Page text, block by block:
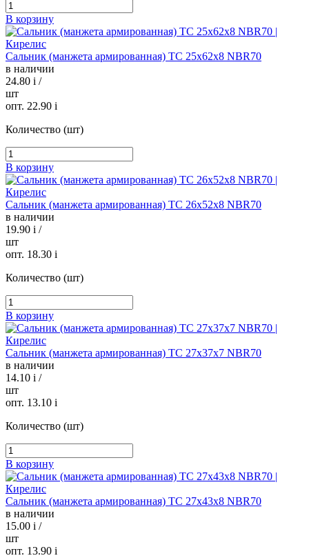
В корзину
Сальник (манжета армированная) TC 25х62х8 NBR70
в наличии
24.80 i /
шт
опт. 22.90 i
Количество (шт)
В корзину
Сальник (манжета армированная) TC 26х52х8 NBR70
в наличии
19.90 i /
шт
опт. 18.30 i
Количество (шт)
В корзину
Сальник (манжета армированная) TC 27х37х7 NBR70
в наличии
14.10 i /
шт
опт. 13.10 i
Количество (шт)
В корзину
Сальник (манжета армированная) TC 27х43х8 NBR70
в наличии
15.00 i /
шт
опт. 13.90 i